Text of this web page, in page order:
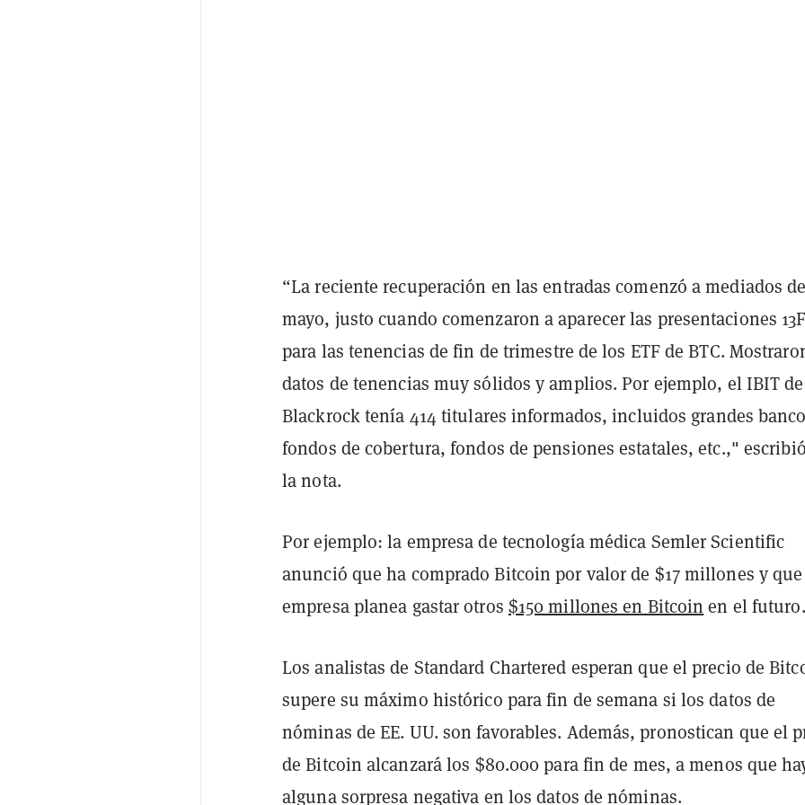
“La reciente recuperación en las entradas comenzó a mediados de
mayo, justo cuando comenzaron a aparecer las presentaciones 13F
para las tenencias de fin de trimestre de los ETF de BTC.
datos de tenencias muy sólidos y amplios. Por ejemplo, el IBIT de
Blackrock tenía 414 titulares informados, incluidos grandes
fondos de cobertura, fondos de pensiones estatales, etc.,"
la nota.
Por ejemplo: la empresa de tecnología médica Semler Scientific
anunció que ha comprado Bitcoin por valor de $17 millones y
empresa planea gastar otros $150 millones en Bitcoin en el futuro.
Los analistas de Standard Chartered esperan que el precio de
supere su máximo histórico para fin de semana si los datos de
nóminas de EE. UU. son favorables. Además, pronostican que el
de Bitcoin alcanzará los $80.000 para fin de mes, a menos que
alguna sorpresa negativa en los datos de nóminas.